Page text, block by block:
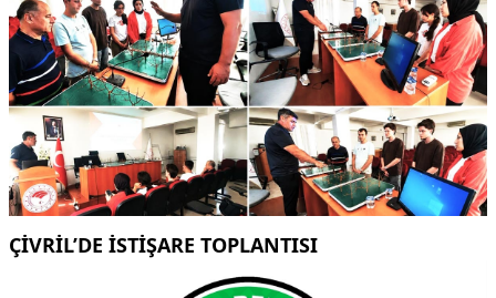
ÇİVRİL’DE İSTİŞARE TOPLANTISI